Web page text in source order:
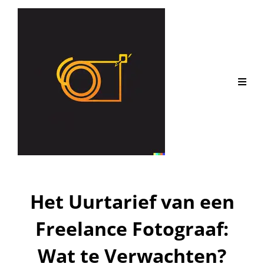
Het Uurtarief van een
Freelance Fotograaf:
Wat te Verwachten?